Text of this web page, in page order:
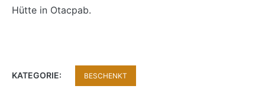
Hütte in Otacpab.
KATEGORIE: BESCHENKT